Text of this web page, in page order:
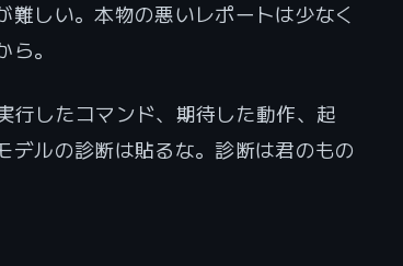
しい。本物の悪いレポートは少なく
。
行したコマンド、期待した動作、起
デルの診断は貼るな。診断は君のもの